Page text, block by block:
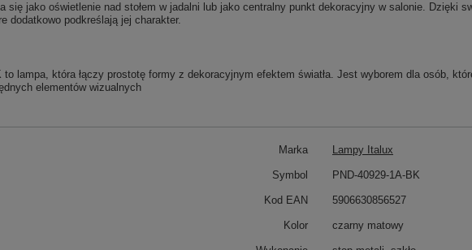
się jako oświetlenie nad stołem w jadalni lub jako centralny punkt dekoracyjny w salonie. Dzięki
dodatkowo podkreślają jej charakter.
to lampa, która łączy prostotę formy z dekoracyjnym efektem światła. Jest wyborem dla osób,
elementów wizualnych
Marka Lampy Italux
Symbol PND-40929-1A-BK
Kod EAN 5906630856527
Kolor czarny matowy